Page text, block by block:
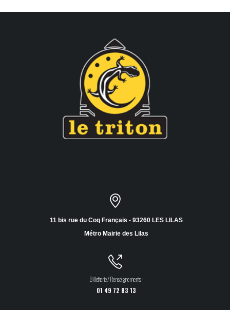
11 bis rue du Coq Français - 93260 LES LILAS
Métro Mairie des Lilas
Billetterie / Renseignements :
01 49 72 83 13